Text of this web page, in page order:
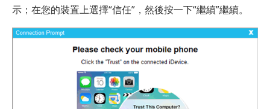
示；在您的裝置上選擇“信任”，然後按一下“繼續”繼續。